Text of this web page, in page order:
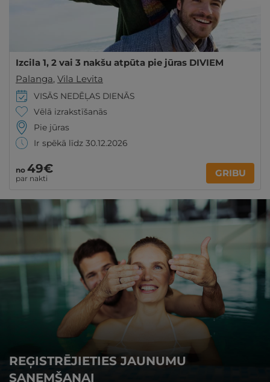
Izcila 1, 2 vai 3 nakšu atpūta pie jūras DIVIEM
Palanga, Vila Levita
VISĀS NEDĒĻAS DIENĀS
Vēlā izrakstīšanās
Pie jūras
Ir spēkā līdz 30.12.2026
no 49€
par nakti GRIBU
REĢISTRĒJIETIES JAUNUMU
SAŅEMŠANAI